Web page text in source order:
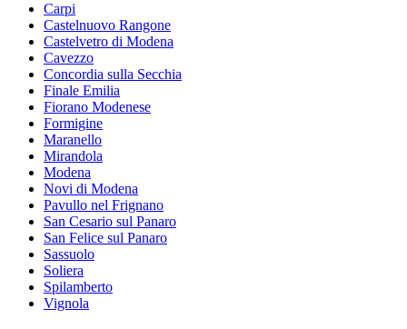
Carpi
Castelnuovo Rangone
Castelvetro di Modena
Cavezzo
Concordia sulla Secchia
Finale Emilia
Fiorano Modenese
Formigine
Maranello
Mirandola
Modena
Novi di Modena
Pavullo nel Frignano
San Cesario sul Panaro
San Felice sul Panaro
Sassuolo
Soliera
Spilamberto
Vignola